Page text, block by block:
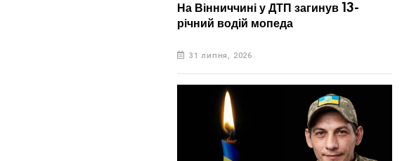
На Вінниччині у ДТП загинув 13-
річний водій мопеда
31 липня, 2026